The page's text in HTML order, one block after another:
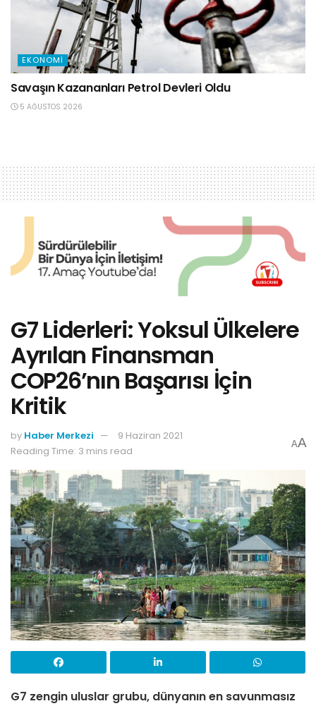
EKONOMI
Savaşın Kazananları Petrol Devleri Oldu
5 AĞUSTOS 2026
G7 Liderleri: Yoksul Ülkelere
Ayrılan Finansman
COP26’nın Başarısı İçin
Kritik
by Haber Merkezi
9 Haziran 2021
Reading Time: 3 mins read
AA
G7 zengin uluslar grubu, dünyanın en savunmasız